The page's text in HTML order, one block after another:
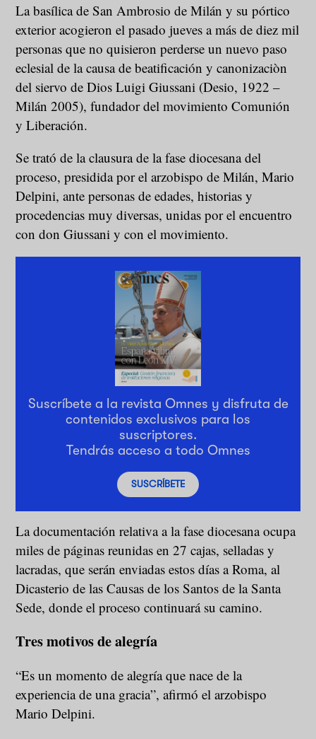
La basílica de San Ambrosio de Milán y su pórtico
exterior acogieron el pasado jueves a más de diez mil
personas que no quisieron perderse un nuevo paso
eclesial de la causa de beatificación y canonizaciòn
del siervo de Dios Luigi Giussani (Desio, 1922 –
Milán 2005), fundador del movimiento Comunión
y Liberación.
Se trató de la clausura de la fase diocesana del
proceso, presidida por el arzobispo de Milán, Mario
Delpini, ante personas de edades, historias y
procedencias muy diversas, unidas por el encuentro
con don Giussani y con el movimiento.
Suscríbete a la revista Omnes y disfruta de
contenidos exclusivos para los
suscriptores.
Tendrás acceso a todo Omnes
SUSCRÍBETE
La documentación relativa a la fase diocesana ocupa
miles de páginas reunidas en 27 cajas, selladas y
lacradas, que serán enviadas estos días a Roma, al
Dicasterio de las Causas de los Santos de la Santa
Sede, donde el proceso continuará su camino.
Tres motivos de alegría
“Es un momento de alegría que nace de la
experiencia de una gracia”, afirmó el arzobispo
Mario Delpini.